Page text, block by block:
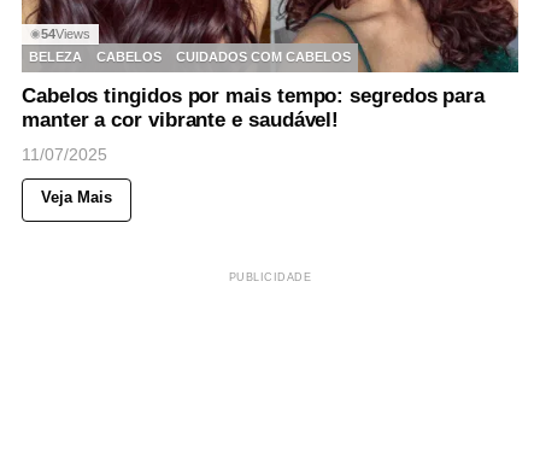
◉54Views
BELEZA
CABELOS CUIDADOS COM CABELOS
Cabelos tingidos por mais tempo: segredos para
manter a cor vibrante e saudável!
11/07/2025
Veja Mais
PUBLICIDADE